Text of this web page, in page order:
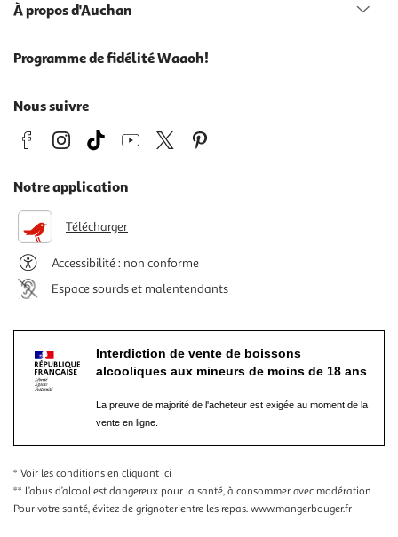
À propos d'Auchan
Programme de fidélité Waaoh!
Nous suivre
Notre application
Télécharger
Accessibilité : non conforme
Espace sourds et malentendants
Interdiction de vente de boissons
alcooliques aux mineurs de moins de 18 ans
La preuve de majorité de l'acheteur est exigée au moment de la
vente en ligne.
* Voir les conditions en cliquant ici
** L’abus d’alcool est dangereux pour la santé, à consommer avec modération
Pour votre santé, évitez de grignoter entre les repas. www.mangerbouger.fr